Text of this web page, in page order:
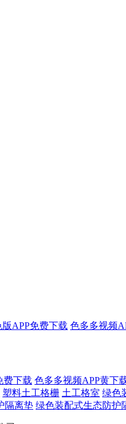
APP免费下载 色多多视频
费下载 色多多视频APP黄下
塑料土工格栅 土工格室 绿色
隔离垫 绿色装配式生态防护